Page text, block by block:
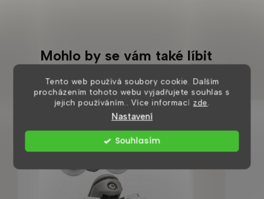
Tento web používá soubory cookie. Dalším
procházením tohoto webu vyjadřujete souhlas s
jejich používáním.. Více informací zde.
Nastavení
Souhlasím
Mohlo by se vám také líbit